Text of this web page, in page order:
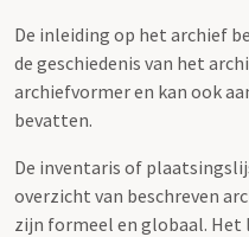
De inleiding op het archief
de geschiedenis van het
archiefvormer en kan ook
bevatten.
De inventaris of
overzicht van beschreven
zijn formeel en globaal. Het